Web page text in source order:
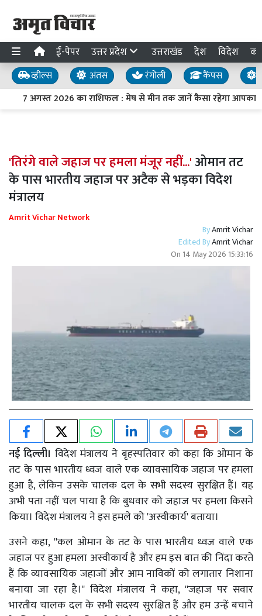
ई-पेपर उत्तर प्रदेश उत्तराखंड देश विदेश
व्हील्स अंतस रंगोली कैंपस
7 अगस्त 2026 का राशिफल : मेष से मीन तक जानें कैसा रहेगा आपका
'तिरंगे वाले जहाज पर हमला मंजूर नहीं...'ओमान तट
के पास भारतीय जहाज पर अटैक से भड़का विदेश
मंत्रालय
Amrit Vichar Network
ByAmrit Vichar
Edited ByAmrit Vichar
On 14 May 2026 15:33:16
नई दिल्ली।विदेश मंत्रालय ने बृहस्पतिवार को कहा कि ओमान के
तट के पास भारतीय ध्वज वाले एक व्यावसायिक जहाज पर हमला
हुआ है, लेकिन उसके चालक दल के सभी सदस्य सुरक्षित हैं। यह
अभी पता नहीं चल पाया है कि बुधवार को जहाज पर हमला किसने
किया। विदेश मंत्रालय ने इस हमले को 'अस्वीकार्य' बताया।
उसने कहा, ''कल ओमान के तट के पास भारतीय ध्वज वाले एक
जहाज पर हुआ हमला अस्वीकार्य है और हम इस बात की निंदा करते
हैं कि व्यावसायिक जहाजों और आम नाविकों को लगातार निशाना
बनाया जा रहा है।'' विदेश मंत्रालय ने कहा, ''जहाज पर सवार
भारतीय चालक दल के सभी सदस्य सुरक्षित हैं और हम उन्हें बचाने